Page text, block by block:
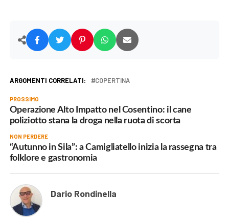
ARGOMENTI CORRELATI: COPERTINA
PROSSIMO
Operazione Alto Impatto nel Cosentino: il cane
poliziotto stana la droga nella ruota di scorta
NON PERDERE
“Autunno in Sila”: a Camigliatello inizia la rassegna tra
folklore e gastronomia
Dario Rondinella